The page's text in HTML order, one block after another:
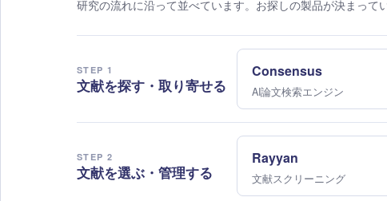
研究の流れに沿って並べています。お探しの製品が決まって
STEP 1
文献を探す・取り寄せる
Consensus
AI論文検索エンジン
STEP 2
文献を選ぶ・管理する
Rayyan
文献スクリーニング